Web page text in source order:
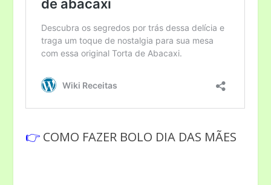
👉 COMO FAZER BOLO DIA DAS MÃES